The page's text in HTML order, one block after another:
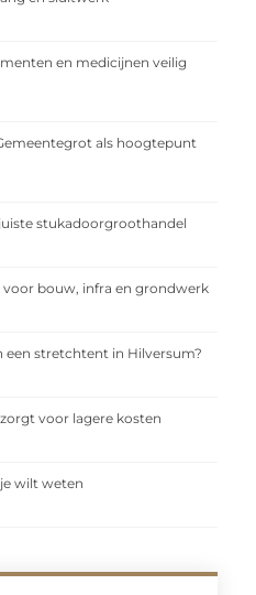
en medicijnen veilig
als hoogtepunt
stukadoorgroothandel
voor bouw, infra en grondwerk
een stretchtent in Hilversum?
voor lagere kosten
wilt weten